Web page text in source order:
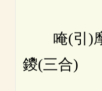
唵(引)摩
鑁(三合)